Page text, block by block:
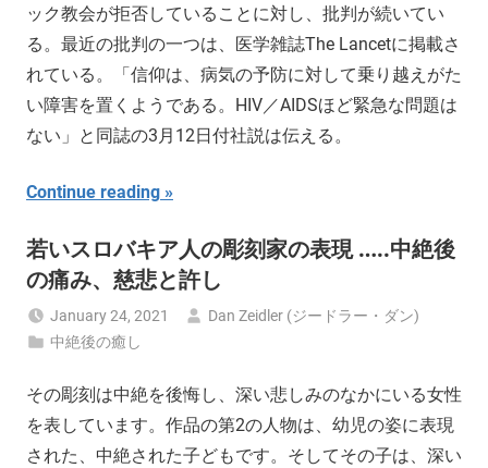
ック教会が拒否していることに対し、批判が続いてい
る。最近の批判の一つは、医学雑誌The Lancetに掲載さ
れている。「信仰は、病気の予防に対して乗り越えがた
い障害を置くようである。HIV／AIDSほど緊急な問題は
ない」と同誌の3月12日付社説は伝える。
Continue reading
若いスロバキア人の彫刻家の表現 …..中絶後
の痛み、慈悲と許し
January 24, 2021
Dan Zeidler (ジードラー・ダン)
中絶後の癒し
その彫刻は中絶を後悔し、深い悲しみのなかにいる女性
を表しています。作品の第2の人物は、幼児の姿に表現
された、中絶された子どもです。そしてその子は、深い